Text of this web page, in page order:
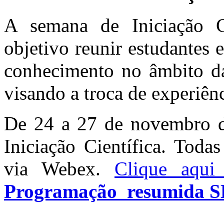
A semana de Iniciação
objetivo reunir estudantes
conhecimento no âmbito
visando a troca de
De 24 a 27 de novembro
Iniciação Científica.
via Webex. Clique
Programação resumida